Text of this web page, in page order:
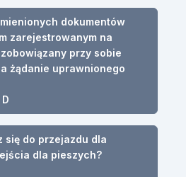
dokumentów
zarejestrowanym na
przy sobie
żądanie uprawnionego
się do przejazdu dla
dla pieszych?